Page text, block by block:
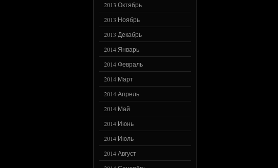
2013 Октябрь
2013 Ноябрь
2013 Декабрь
2014 Январь
2014 Февраль
2014 Март
2014 Апрель
2014 Май
2014 Июнь
2014 Июль
2014 Август